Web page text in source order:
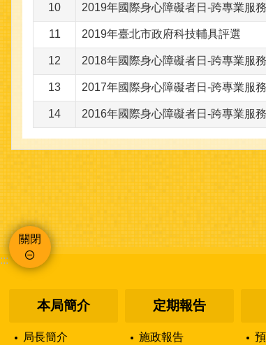
10 2019年國際身心障礙者日-跨專業服
11 2019年臺北市政府科技輔具評選
12 2018年國際身心障礙者日-跨專業服
13 2017年國際身心障礙者日-跨專業服
14 2016年國際身心障礙者日-跨專業服
關閉
:::
本局簡介
局長簡介
定期報告
施政報告